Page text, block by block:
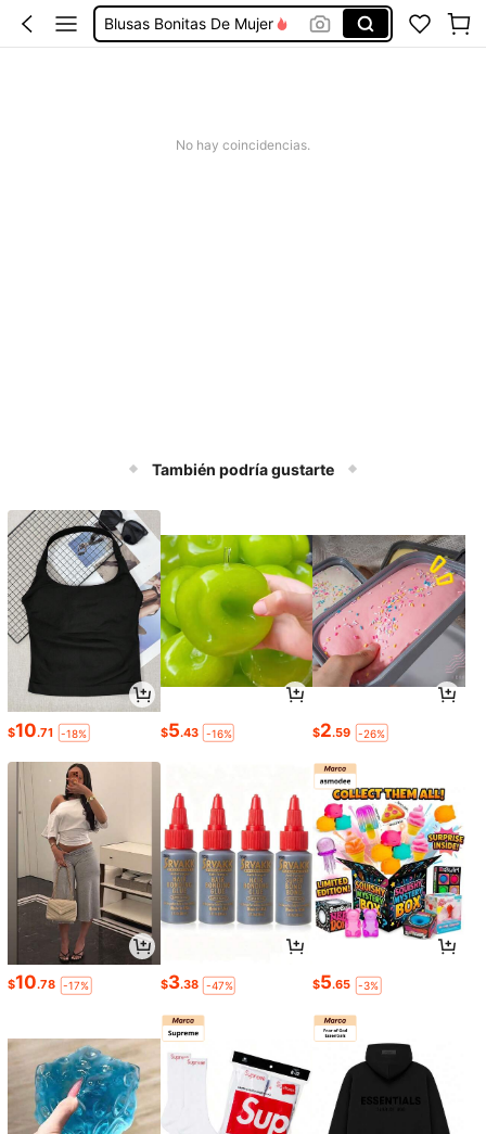
Blusas Bonitas De Mujer
No hay coincidencias.
También podría gustarte
$10.71 -18% $5.43 -16% $2.59 -26%
$10.78 -17% $3.38 -47% $5.65 -3%